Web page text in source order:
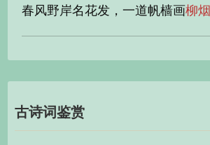
春风野岸名花发，一道帆樯画柳烟
古诗词鉴赏